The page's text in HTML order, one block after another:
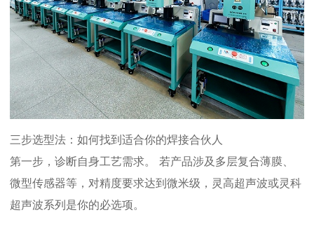
三步选型法：如何找到适合你的焊接合伙人
第一步，诊断自身工艺需求。
若产品涉及多层复合薄膜、
微型传感器等，对精度要求达到微米级， 灵高超声波或灵科
超声波系列是你的必选项。